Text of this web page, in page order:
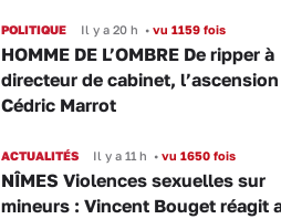
POLITIQUE Il y a 20 h •vu 1159 fois
HOMME DE L’OMBRE De ripper à
directeur de cabinet,
Cédric Marrot
ACTUALITÉS Il y a 11 h •vu 1650 fois
NÎMES Violences sexuelles sur
mineurs : Vincent Bouget réagit